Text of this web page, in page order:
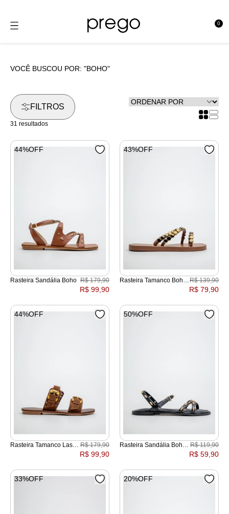
0
VOCÊ BUSCOU POR: "BOHO"
FILTROS
31 resultados
Rasteira Sandália Boho R$ 179,90
R$ 99,90
44%OFF
Rasteira Tamanco Boho
R$ 139,90
R$ 79,90
43%OFF
Rasteira Tamanco Laser
R$ 179,90
R$ 99,90
44%OFF
Rasteira Sandália Boho
R$ 119,90
R$ 59,90
50%OFF
33%OFF 20%OFF